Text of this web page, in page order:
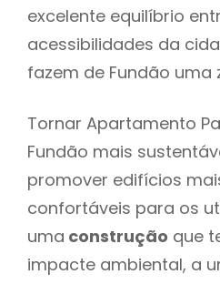
excelente equilíbrio
acessibilidades da
fazem de Fundão uma
Tornar Apartamento
Fundão mais
promover edifícios
confortáveis para os
uma construção que
impacte ambiental, a